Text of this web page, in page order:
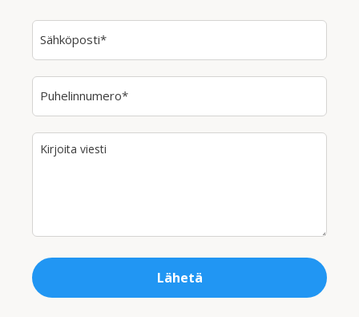
Sähköposti*
Puhelinnumero*
Kirjoita viesti
Lähetä